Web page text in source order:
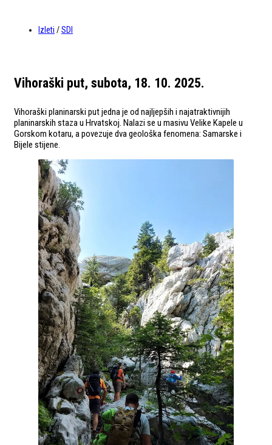
Izleti /SDI
Vihoraški put, subota, 18. 10. 2025.
Vihoraški planinarski put jedna je od najljepših i najatraktivnijih
planinarskih staza u Hrvatskoj. Nalazi se u masivu Velike Kapele u
Gorskom kotaru, a povezuje dva geološka fenomena: Samarske i
Bijele stijene.